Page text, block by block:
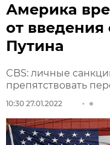
Америка
от
Путина
CBS: личные
препятствовать
10:30 27.01.2022